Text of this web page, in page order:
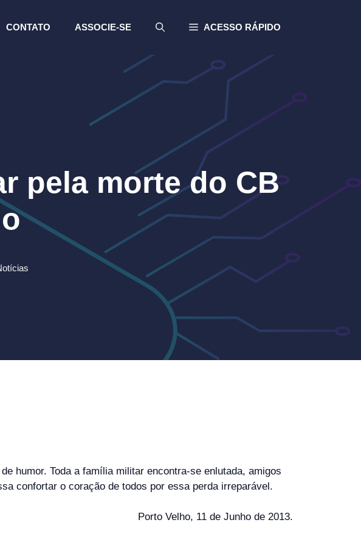
CONTATO ASSOCIE-SE ACESSO RÁPIDO
pela morte do CB
humor. Toda a família militar encontra-se enlutada, amigos
confortar o coração de todos por essa perda irreparável.
Porto Velho, 11 de Junho de 2013.